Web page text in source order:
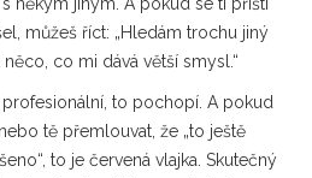
můžeš říct: „Hledám trochu jiný
co mi dává větší smysl.“
to pochopí. A pokud
tě přemlouvat, že „to ještě
to je červená vlajka. Skutečný